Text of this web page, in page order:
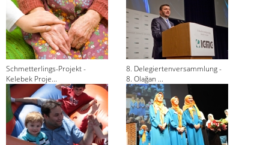
Schmetterlings-Projekt -
Kelebek Proje...
8. Delegiertenversammlung -
8. Olağan ...